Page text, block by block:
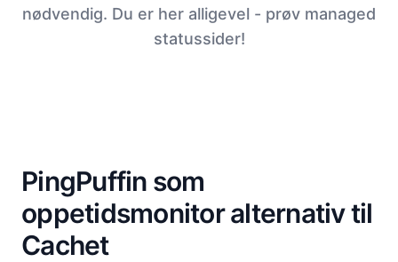
nødvendig. Du er her alligevel - prøv managed
statussider!
PingPuffin som
oppetidsmonitor alternativ til
Cachet